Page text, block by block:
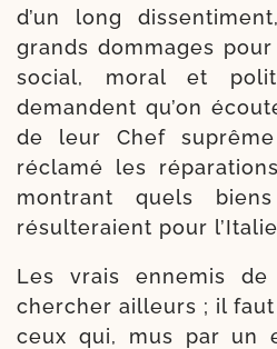
d’un long
grands dom­mages pour
social, moral et
demandent qu’on
de leur Chef
récla­mé les
mon­trant quels
résul­te­raient pour
Les vrais enne­mis
cher­cher ailleurs ; il
ceux qui, mus par un